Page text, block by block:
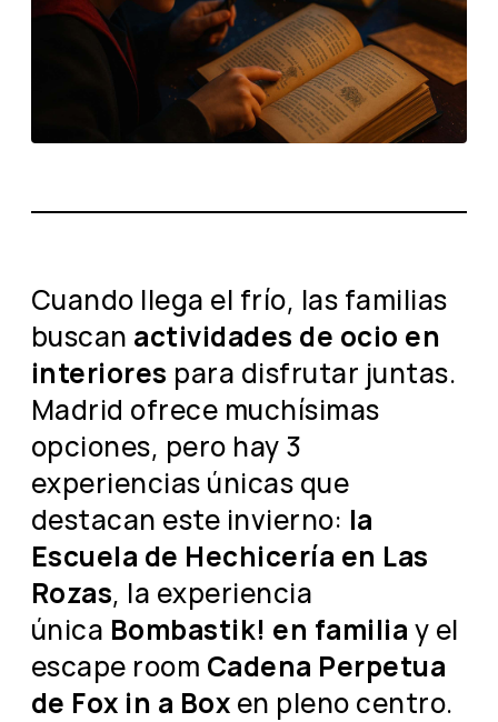
Cuando llega el frío, las familias
buscan actividades de ocio en
interiores para disfrutar juntas.
Madrid ofrece muchísimas
opciones, pero hay 3
experiencias únicas que
destacan este invierno: la
Escuela de Hechicería en Las
Rozas, la experiencia
única Bombastik! en familia y el
escape room Cadena Perpetua
de Fox in a Box en pleno centro.